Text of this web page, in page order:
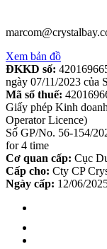
Xem bản đồ
ĐKKD số:
ngày 07/11/2023 của
Mã số thuế:
Giấy phép Kinh
Operator Licence)
Số GP/No. 56-154/
for 4 time
Cơ quan cấp: Cục
Cấp cho: Cty CP
Ngày cấp: 12/06/